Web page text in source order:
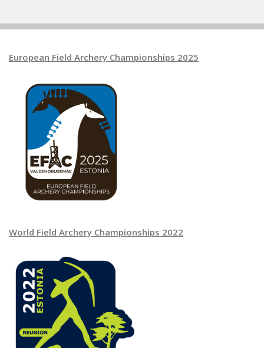
European Field Archery Championships 2025
World Field Archery Championships 2022